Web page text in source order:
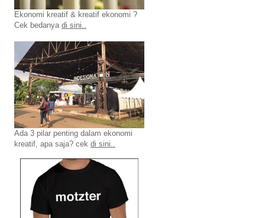
Ekonomi kreatif & kreatif ekonomi ?
Cek bedanya di sini..
Ada 3 pilar penting dalam ekonomi
kreatif, apa saja? cek di sini..